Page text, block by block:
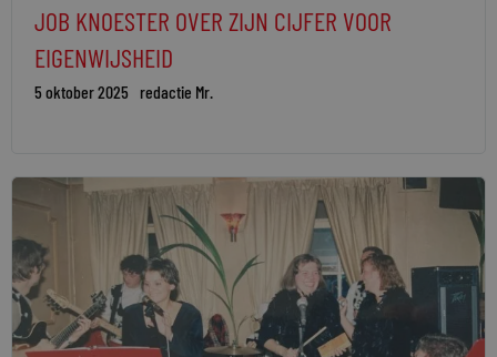
JOB KNOESTER OVER ZIJN CIJFER VOOR
EIGENWIJSHEID
5 oktober 2025 redactie Mr.